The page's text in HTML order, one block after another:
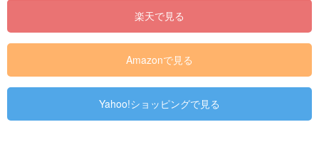
楽天で見る
Amazonで見る
Yahoo!ショッピングで見る